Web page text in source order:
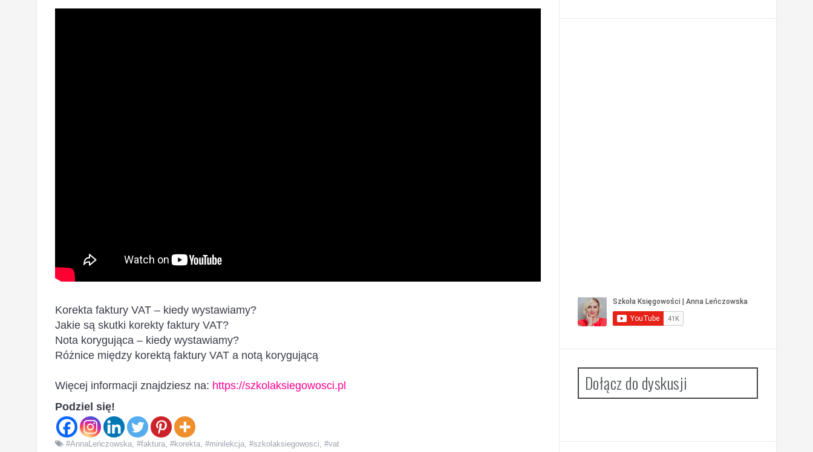
Korekta faktury VAT – kiedy wystawiamy?
Jakie są skutki korekty faktury VAT?
Nota korygująca – kiedy wystawiamy?
Różnice między korektą faktury VAT a notą korygującą
Więcej informacji znajdziesz na: https://szkolaksiegowosci.pl
Podziel się!
#AnnaLeńczowska, #faktura, #korekta, #minilekcja, #szkolaksiegowosci #vat
Dołącz do dyskusji